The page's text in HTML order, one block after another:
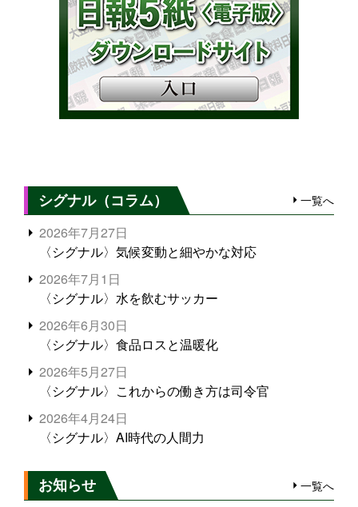
シグナル（コラム） 一覧へ
2026年7月27日
〈シグナル〉気候変動と細やかな対応
2026年7月1日
〈シグナル〉水を飲むサッカー
2026年6月30日
〈シグナル〉食品ロスと温暖化
2026年5月27日
〈シグナル〉これからの働き方は司令官
2026年4月24日
〈シグナル〉AI時代の人間力
お知らせ 一覧へ